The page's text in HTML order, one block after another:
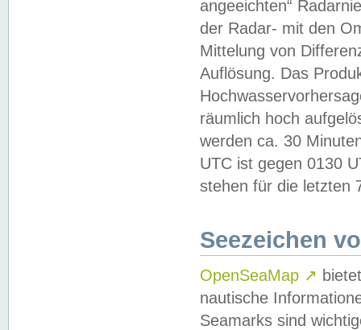
angeeichten“
der Radar- mit den
Mittelung von
Auflösung. Das
räumlich hoch
werden ca. 30
UTC ist gegen 0130
stehen für die letzten
Seezeichen
OpenSeaMap ↗
nautische
Seamarks sind